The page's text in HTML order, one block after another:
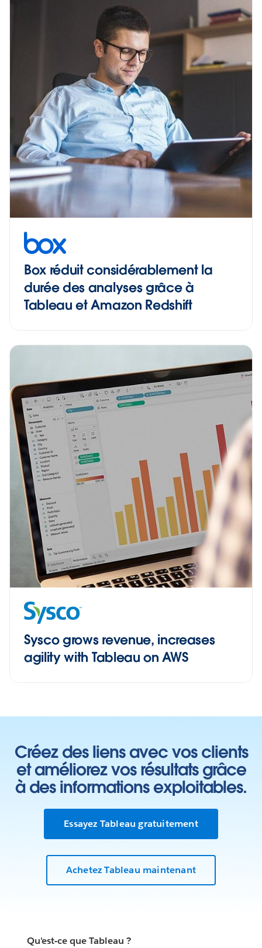
Box réduit considérablement la
durée des analyses grâce à
Tableau et Amazon Redshift
Sysco grows revenue, increases
agility with Tableau on AWS
Créez des liens avec vos clients
et améliorez vos résultats grâce
à des informations exploitables.
Essayez Tableau gratuitement
Achetez Tableau maintenant
Qu'est-ce que Tableau ?